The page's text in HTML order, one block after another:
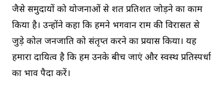
जैसे समुदायों को योजनाओं से शत प्रतिशत जोड़ने का काम
किया है। उन्होंने कहा कि हमने भगवान राम की विरासत से
जुड़े कोल जनजाति को संतृप्त करने का प्रयास किया। यह
हमारा दायित्व है कि हम उनके बीच जाएं और स्वस्थ प्रतिस्पर्धा
का भाव पैदा करें।